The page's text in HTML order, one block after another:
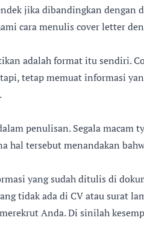
jika dibandingkan dengan
cara menulis cover letter
adalah format itu sendiri.
tetap memuat informasi
penulisan. Segala macam
hal tersebut menandakan
yang sudah ditulis di
tidak ada di CV atau surat
Anda. Di sinilah